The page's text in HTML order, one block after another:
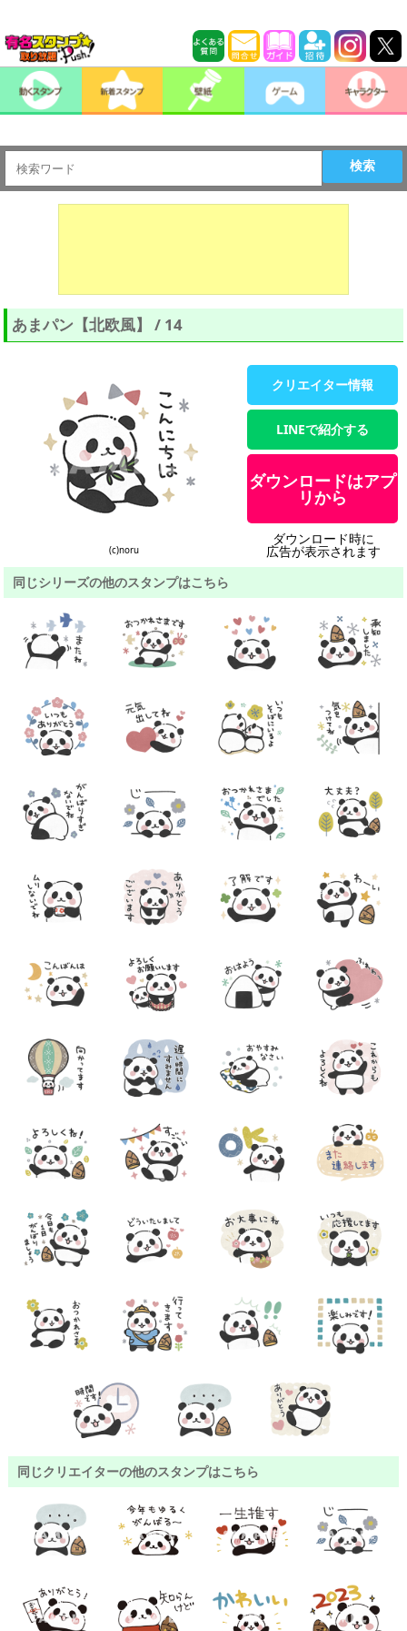
検索
あまパン【北欧風】 / 14
(c)noru
クリエイター情報
LINEで紹介する
ダウンロードはアプ
リから
ダウンロード時に
広告が表示されます
同じシリーズの他のスタンプはこちら
同じクリエイターの他のスタンプはこちら